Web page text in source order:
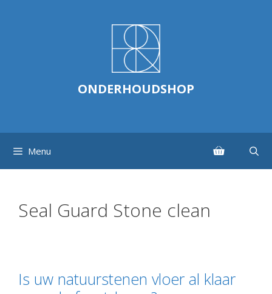
ONDERHOUDSHOP
Menu
Seal Guard Stone clean
Is uw natuurstenen vloer al klaar